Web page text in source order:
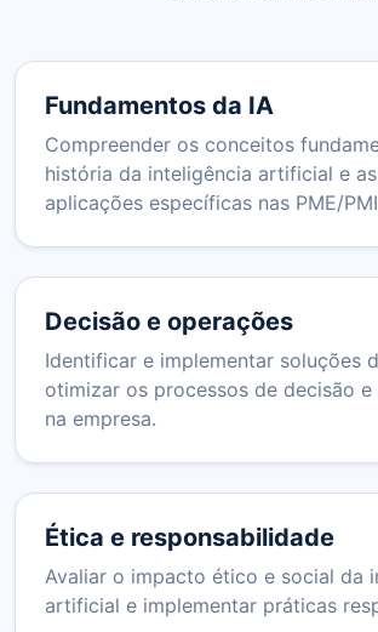
Fundamentos da IA
Compreender os conceitos
história da inteligência artificial e
aplicações específicas nas PME/
Decisão e operações
Identificar e implementar soluções
otimizar os processos de decisão
na empresa.
Ética e responsabilidade
Avaliar o impacto ético e social da
artificial e implementar práticas